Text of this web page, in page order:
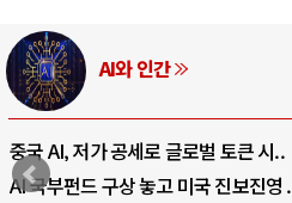
전쟁의 추상화: 우크
EU·우크라이나 드론